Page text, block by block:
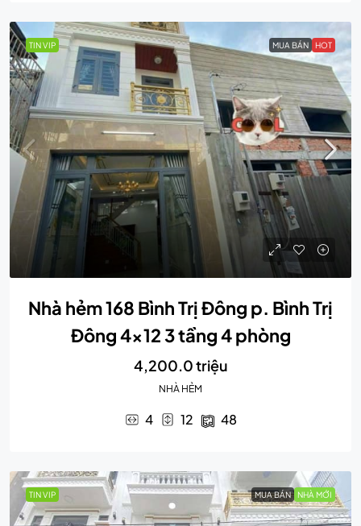
TIN VIP MUA BÁN HOT
Nhà hẻm 168 Bình Trị Đông p. Bình Trị
Đông 4×12 3 tầng 4 phòng
4,200.0 triệu
NHÀ HẺM
4 12 48
TIN VIP MUA BÁN NHÀ MỚI